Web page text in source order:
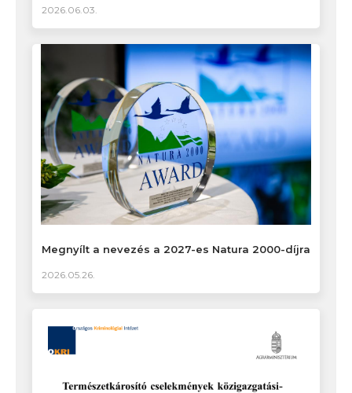
2026.06.03.
Megnyílt a nevezés a 2027-es Natura 2000-díjra
2026.05.26.